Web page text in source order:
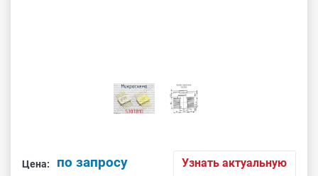
Цена: по запросу
Узнать актуальную